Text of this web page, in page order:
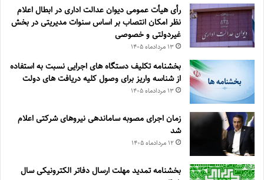
رأی هیأت عمومی دیوان عدالت اداری در ابطال اعلام
نظر امکان انتصاب بر اساس سنوات مدیریتی در بخش
غیردولتی و خصوصی
۱۳ مرداد‌ماه ۱۴۰۵
بخشنامه تکلیف دستگاه های اجرایی نسبت به استفاده
از شناسه واریز برای وصول کلیه دریافت های دولت
۱۳ مرداد‌ماه ۱۴۰۵
زمان اجرای مصوبه ساماندهی نیروهای شرکتی اعلام
شد
۱۲ مرداد‌ماه ۱۴۰۵
بخشنامه تمدید مهلت ارسال دفاتر الکترونیکی سال